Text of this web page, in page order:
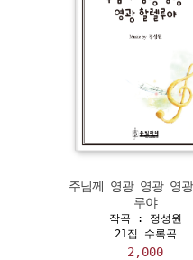
주님께 영광 영광 영
루야
작곡 : 정성원
21집 수록곡
2,000